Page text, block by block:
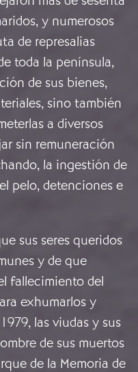
y numerosos
de represalias
toda la península,
de sus bienes,
sino también
a diversos
sin remuneración
la ingestión de
pelo, detenciones e
sus seres queridos
y de que
fallecimiento del
exhumarlos y
las viudas y sus
de sus muertos
de la Memoria de